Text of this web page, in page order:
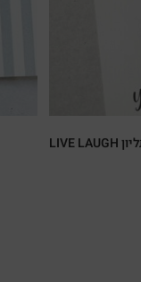
כרטיס ברכה ״פשוט לאהוב״ עם צמיד חוט שחור ותליון LIVE LAUGH